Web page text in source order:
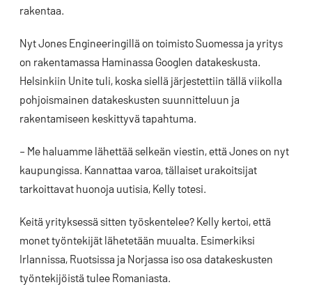
rakentaa.
Nyt Jones Engineeringillä on toimisto Suomessa ja yritys
on rakentamassa Haminassa Googlen datakeskusta.
Helsinkiin Unite tuli, koska siellä järjestettiin tällä viikolla
pohjoismainen datakeskusten suunnitteluun ja
rakentamiseen keskittyvä tapahtuma.
– Me haluamme lähettää selkeän viestin, että Jones on nyt
kaupungissa. Kannattaa varoa, tällaiset urakoitsijat
tarkoittavat huonoja uutisia, Kelly totesi.
Keitä yrityksessä sitten työskentelee? Kelly kertoi, että
monet työntekijät lähetetään muualta. Esimerkiksi
Irlannissa, Ruotsissa ja Norjassa iso osa datakeskusten
työntekijöistä tulee Romaniasta.